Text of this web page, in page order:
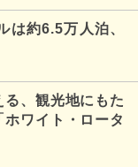
は約6.5万人泊、
る、観光地にもた
ワイト・ロータ